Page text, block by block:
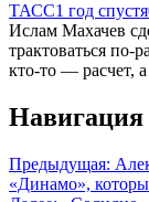
ТАСС1 год спустя
Ислам Махачев
трактоваться по-
кто-то — расчет,
Навигация
Предыдущая:
«Динамо»,